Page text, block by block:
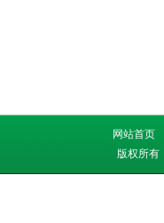
网站首页
版权所有